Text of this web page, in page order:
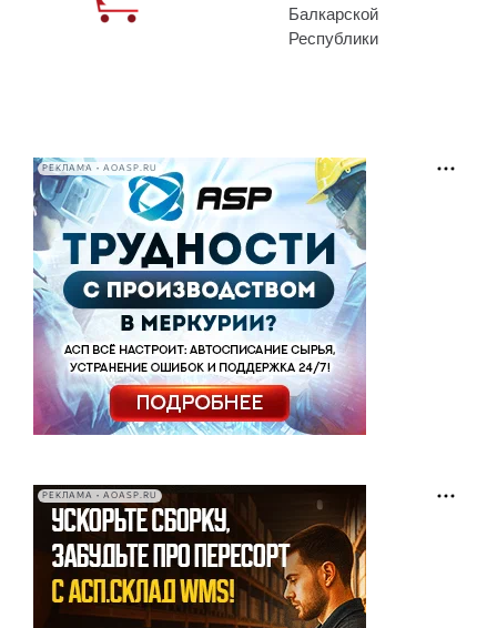
Балкарской
Республики
РЕКЛАМА • AOASP.RU
РЕКЛАМА • AOASP.RU